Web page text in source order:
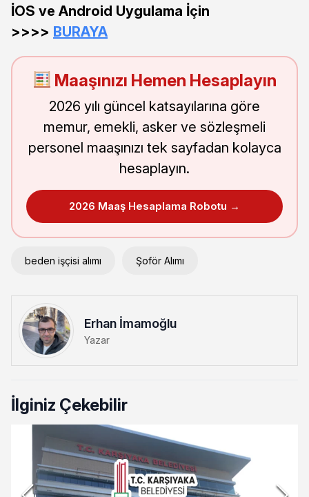
İOS ve Android Uygulama İçin
>>>> BURAYA
Maaşınızı Hemen Hesaplayın
2026 yılı güncel katsayılarına göre
memur, emekli, asker ve sözleşmeli
personel maaşınızı tek sayfadan kolayca
hesaplayın.
2026 Maaş Hesaplama Robotu →
beden işçisi alımı Şoför Alımı
Erhan İmamoğlu
Yazar
İlginiz Çekebilir